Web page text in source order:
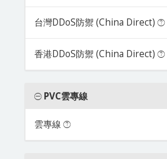
台灣DDoS防禦 (China Direct)
香港DDoS防禦 (China Direct)
PVC雲專線
雲專線